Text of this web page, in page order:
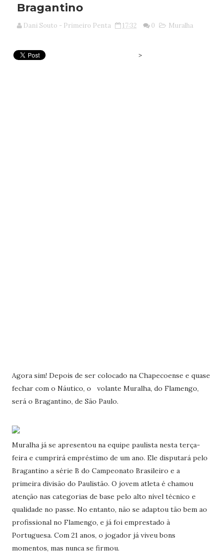
Bragantino
Dani Souto - Primeiro Penta 17:32 0 Muralha
>
Agora sim! Depois de ser colocado na Chapecoense e quase
fechar com o Náutico, o volante Muralha, do Flamengo,
será o Bragantino, de São Paulo.
Muralha já se apresentou na equipe paulista nesta terça-
feira e cumprirá empréstimo de um ano. Ele disputará pelo
Bragantino a série B do Campeonato Brasileiro e a
primeira divisão do Paulistão. O jovem atleta é chamou
atenção nas categorias de base pelo alto nível técnico e
qualidade no passe. No entanto, não se adaptou tão bem ao
profissional no Flamengo, e já foi emprestado à
Portuguesa. Com 21 anos, o jogador já viveu bons
momentos, mas nunca se firmou.